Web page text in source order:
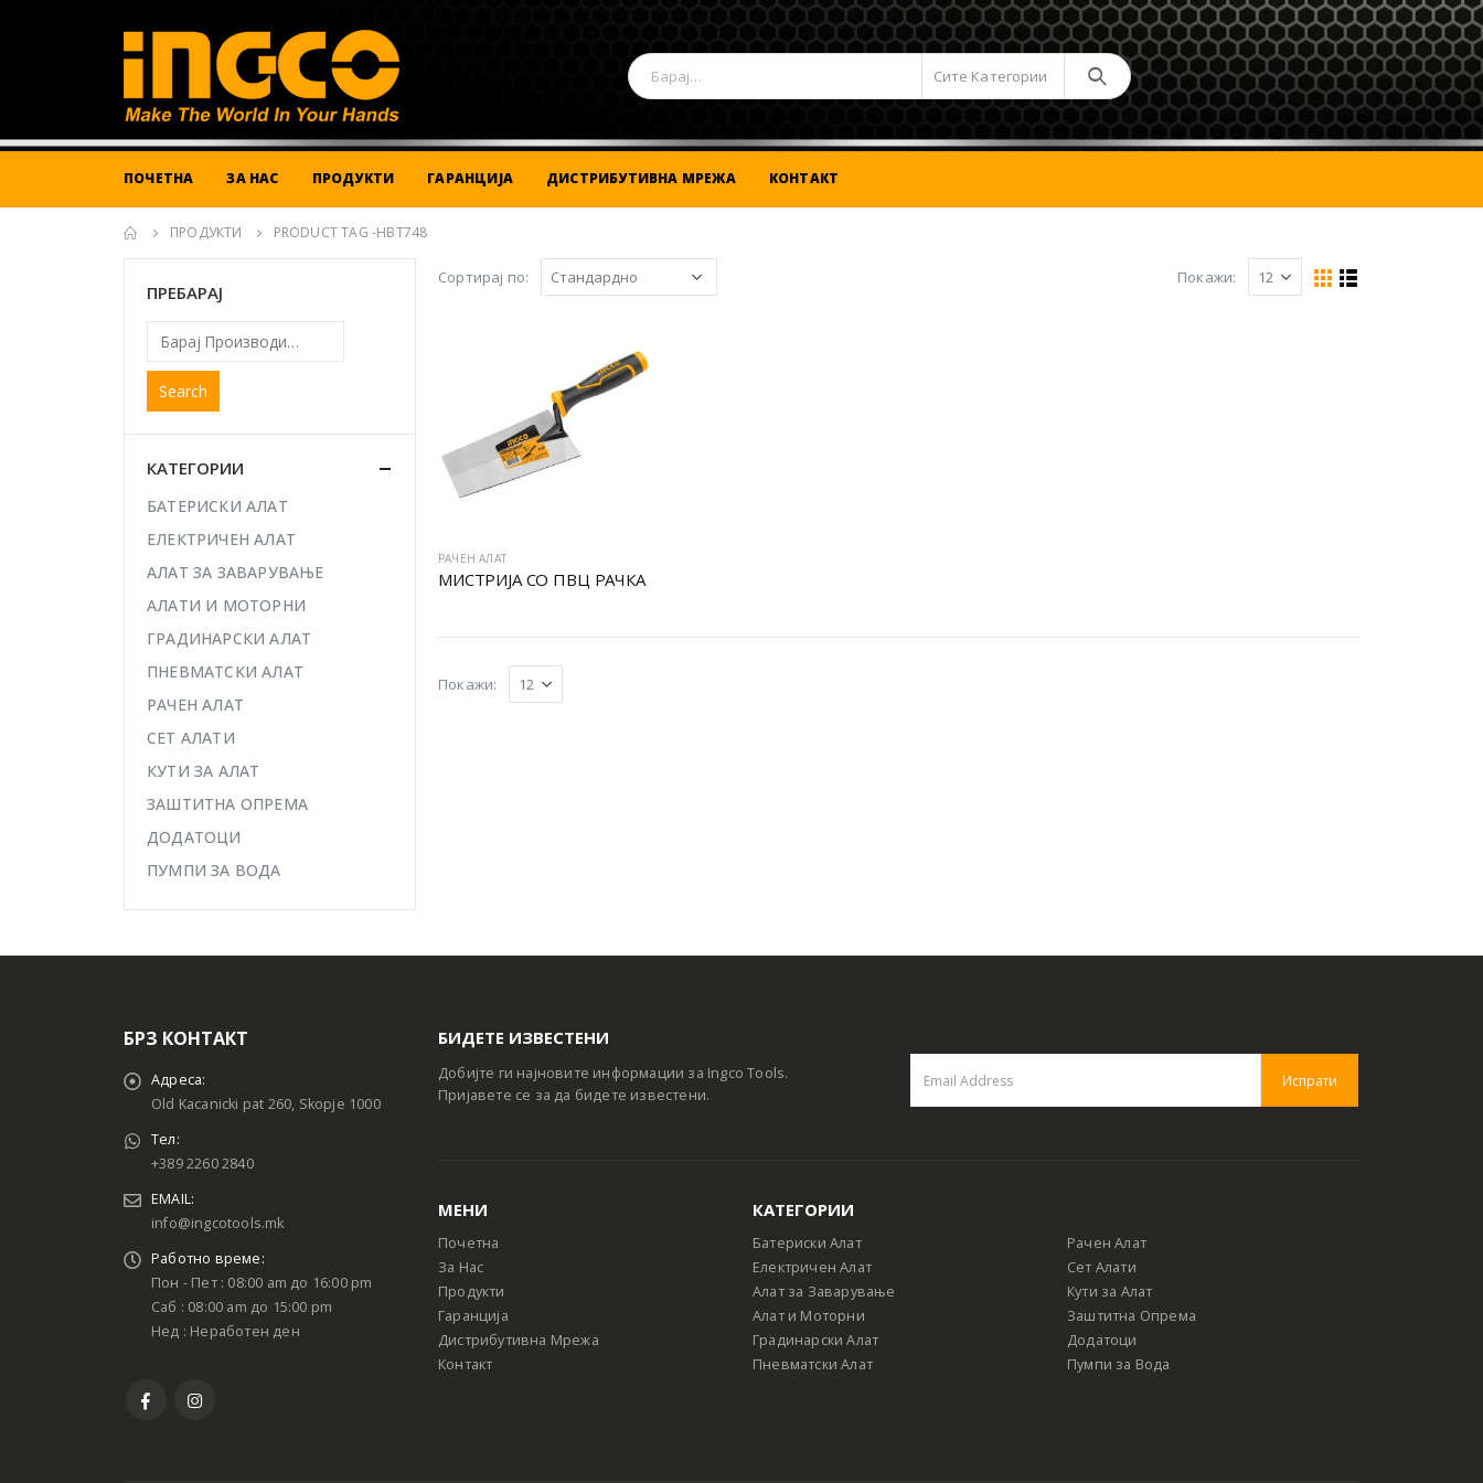
Сите Категории
ПОЧЕТНА ЗА НАС ПРОДУКТИ ГАРАНЦИЈА ДИСТРИБУТИВНА МРЕЖА КОНТАКТ
ПРОДУКТИ PRODUCT TAG -HBT748
Сортирај по: Покажи:
РАЧЕН АЛАТ
МИСТРИЈА СО ПВЦ РАЧКА
Покажи:
ПРЕБАРАЈ
Search
КАТЕГОРИИ
БАТЕРИСКИ АЛАТ
ЕЛЕКТРИЧЕН АЛАТ
АЛАТ ЗА ЗАВАРУВАЊЕ
АЛАТИ И МОТОРНИ
ГРАДИНАРСКИ АЛАТ
ПНЕВМАТСКИ АЛАТ
РАЧЕН АЛАТ
СЕТ АЛАТИ
КУТИ ЗА АЛАТ
ЗАШТИТНА ОПРЕМА
ДОДАТОЦИ
ПУМПИ ЗА ВОДА
БРЗ КОНТАКТ
Адреса:
Old Kacanicki pat 260, Skopje 1000
Тел:
+389 2260 2840
EMAIL:
info@ingcotools.mk
Работно време:
Пон - Пет : 08:00 am до 16:00 pm
Саб : 08:00 am до 15:00 pm
Нед : Неработен ден
БИДЕТЕ ИЗВЕСТЕНИ
Добијте ги најновите информации за Ingco Tools.
Пријавете се за да бидете известени.
МЕНИ
Почетна
За Нас
Продукти
Гаранција
Дистрибутивна Мрежа
Контакт
КАТЕГОРИИ
Батериски Алат
Електричен Алат
Алат за Заварување
Алат и Моторни
Градинарски Алат
Пневматски Алат
Рачен Алат
Сет Алати
Кути за Алат
Заштитна Опрема
Додатоци
Пумпи за Вода